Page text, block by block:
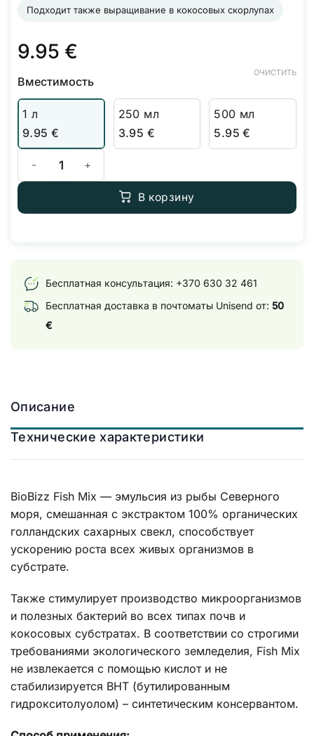
Подходит также выращивание в кокосовых скорлупах
9.95 €
Вместимость
1 л
9.95€
250 мл
3.95 €
500 мл
5.95€
ОЧИСТИТЬ
Количество товара BioBizz Fish Mix
В корзину
Бесплатная консультация: +370 630 32 461
Бесплатная доставка в почтоматы Unisend от: 50
€
Описание
Технические характеристики
BioBizz Fish Mix — эмульсия из рыбы Северного
моря, смешанная с экстрактом 100% органических
голландских сахарных свекл, способствует
ускорению роста всех живых организмов в
субстрате.
Также стимулирует производство микроорганизмов
и полезных бактерий во всех типах почв и
кокосовых субстратах. В соответствии со строгими
требованиями экологического земледелия, Fish Mix
не извлекается с помощью кислот и не
стабилизируется BHT (бутилированным
гидрокситолуолом) – синтетическим консервантом.